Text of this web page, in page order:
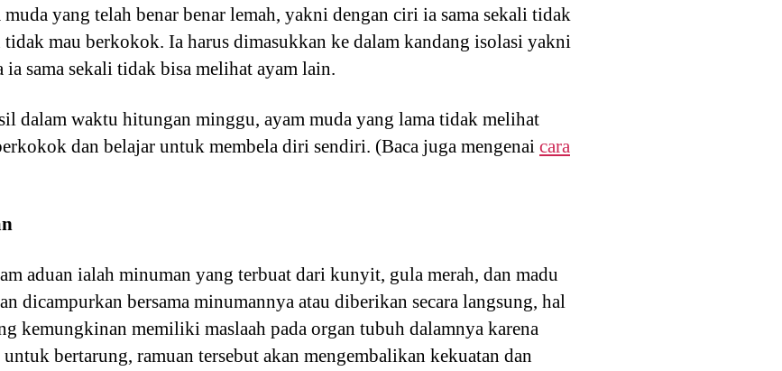
yang telah benar benar lemah, yakni dengan ciri ia sama sekali tidak
mau berkokok. Ia harus dimasukkan ke dalam kandang isolasi yakni
sama sekali tidak bisa melihat ayam lain.
dalam waktu hitungan minggu, ayam muda yang lama tidak melihat
dan belajar untuk membela diri sendiri. (Baca juga mengenai cara
aduan ialah minuman yang terbuat dari kunyit, gula merah, dan madu
dicampurkan bersama minumannya atau diberikan secara langsung, hal
kemungkinan memiliki maslaah pada organ tubuh dalamnya karena
bertarung, ramuan tersebut akan mengembalikan kekuatan dan